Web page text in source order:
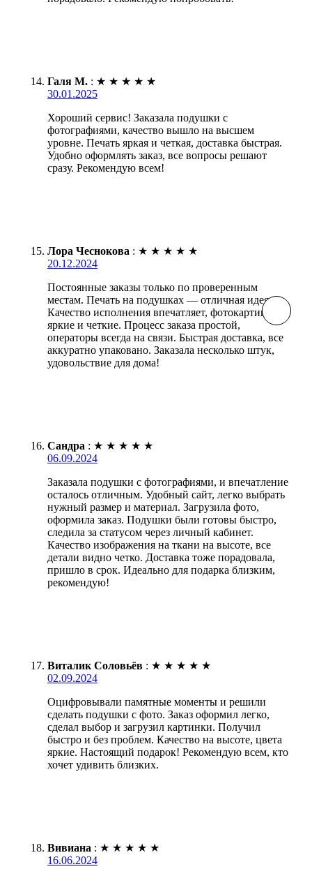
Галя М. : ★ ★ ★ ★ ★
30.01.2025
Хороший сервис! Заказала подушки с
фотографиями, качество вышло на высшем
уровне. Печать яркая и четкая, доставка быстрая.
Удобно оформлять заказ, все вопросы решают
сразу. Рекомендую всем!
Лора Чеснокова : ★ ★ ★ ★ ★
20.12.2024
Постоянные заказы только по проверенным
местам. Печать на подушках — отличная идея.
Качество исполнения впечатляет, фотокартинки
яркие и четкие. Процесс заказа простой,
операторы всегда на связи. Быстрая доставка, все
аккуратно упаковано. Заказала несколько штук,
удовольствие для дома!
Сандра : ★ ★ ★ ★ ★
06.09.2024
Заказала подушки с фотографиями, и впечатление
осталось отличным. Удобный сайт, легко выбрать
нужный размер и материал. Загрузила фото,
оформила заказ. Подушки были готовы быстро,
следила за статусом через личный кабинет.
Качество изображения на ткани на высоте, все
детали видно четко. Доставка тоже порадовала,
пришло в срок. Идеально для подарка близким,
рекомендую!
Виталик Соловьёв : ★ ★ ★ ★ ★
02.09.2024
Оцифровывали памятные моменты и решили
сделать подушки с фото. Заказ оформил легко,
сделал выбор и загрузил картинки. Получил
быстро и без проблем. Качество на высоте, цвета
яркие. Настоящий подарок! Рекомендую всем, кто
хочет удивить близких.
Вивиана : ★ ★ ★ ★ ★
16.06.2024